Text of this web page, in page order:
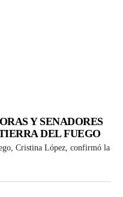
Y SENADORES
DEL FUEGO
Cristina López, confirmó la